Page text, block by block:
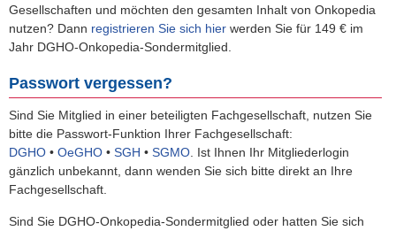
Gesellschaften und möchten den gesamten Inhalt von Onkopedia
nutzen? Dann registrieren Sie sich hier werden Sie für 149 € im
Jahr DGHO-Onkopedia-Sondermitglied.
Passwort vergessen?
Sind Sie Mitglied in einer beteiligten Fachgesellschaft, nutzen Sie
bitte die Passwort-Funktion Ihrer Fachgesellschaft:
DGHO • OeGHO • SGH • SGMO Ist Ihnen Ihr Mitgliederlogin
gänzlich unbekannt, dann wenden Sie sich bitte direkt an Ihre
Fachgesellschaft.
Sind Sie DGHO-Onkopedia-Sondermitglied oder hatten Sie sich